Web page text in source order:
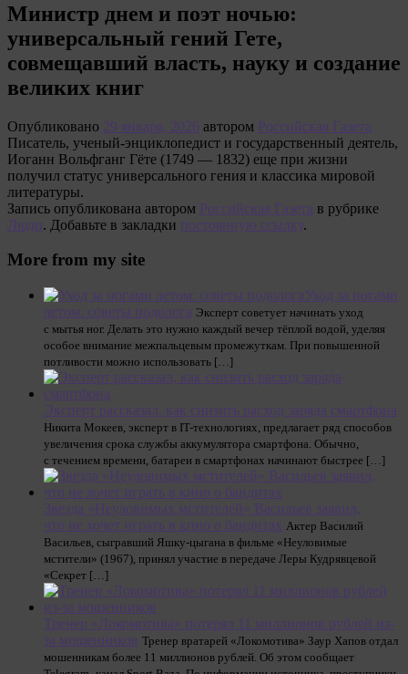
Министр днем и поэт ночью:
универсальный гений Гете,
совмещавший власть, науку и создание
великих книг
Опубликовано 29 января, 2026 автором Российская Газета
Писатель, ученый-энциклопедист и государственный деятель,
Иоганн Вольфганг Гёте (1749 — 1832) еще при жизни
получил статус универсального гения и классика мировой
литературы.
Запись опубликована автором Российская Газета в рубрике
Люди. Добавьте в закладки постоянную ссылку.
More from my site
Уход за ногами
летом: советы подолога Эксперт советует начинать уход
с мытья ног. Делать это нужно каждый вечер тёплой водой, уделяя
особое внимание межпальцевым промежуткам. При повышенной
потливости можно использовать […]
Эксперт рассказал, как снизить расход заряда смартфона
Никита Мокеев, эксперт в IT-технологиях, предлагает ряд способов
увеличения срока службы аккумулятора смартфона. Обычно,
с течением времени, батареи в смартфонах начинают быстрее […]
Звезда «Неуловимых мстителей» Васильев заявил,
что не хочет играть в кино о бандитах Актер Василий
Васильев, сыгравший Яшку-цыгана в фильме «Неуловимые
мстители» (1967), принял участие в передаче Леры Кудрявцевой
«Секрет […]
Тренер «Локомотива» потерял 11 миллионов рублей из-
за мошенников Тренер вратарей «Локомотива» Заур Хапов отдал
мошенникам более 11 миллионов рублей. Об этом сообщает